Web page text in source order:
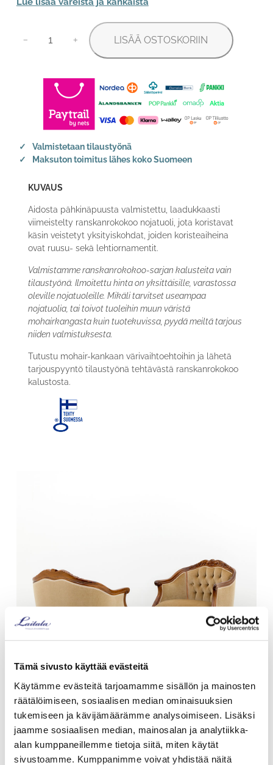
Tämä sivusto käyttää evästeitä
Käytämme evästeitä tarjoamamme sisällön ja mainosten
räätälöimiseen, sosiaalisen median ominaisuuksien
tukemiseen ja kävijämäärämme analysoimiseen. Lisäksi
jaamme sosiaalisen median, mainosalan ja analytiikka-
alan kumppaneillemme tietoja siitä, miten käytät
sivustoamme. Kumppanimme voivat yhdistää näitä
nojatuoli
− + LISÄÄ OSTOSKORIIN
Valmistetaan tilaustyönä
Maksuton toimitus lähes koko Suomeen
KUVAUS
Aidosta pähkinäpuusta valmistettu, laadukkaasti
viimeistelty ranskanrokokoo nojatuoli, jota koristavat
käsin veistetyt yksityiskohdat, joiden koristeaiheina
ovat ruusu- sekä lehtiornamentit.
Valmistamme ranskanrokokoo-sarjan kalusteita vain
tilaustyönä. Ilmoitettu hinta on yksittäisille, varastossa
oleville nojatuoleille. Mikäli tarvitset useampaa
nojatuolia, tai toivot tuoleihin muun väristä
mohairkangasta kuin tuotekuvissa, pyydä meiltä tarjous
niiden valmistuksesta.
Tutustu mohair-kankaan värivaihtoehtoihin ja lähetä
tarjouspyyntö tilaustyönä tehtävästä ranskanrokokoo
kalustosta.
Ranskanrokokootyylinen
nojatuoli